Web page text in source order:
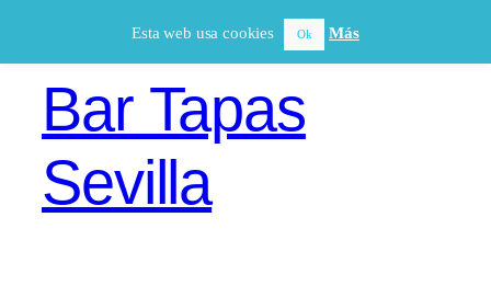
Bar Tapas
Sevilla
Esta web usa cookies Ok Más